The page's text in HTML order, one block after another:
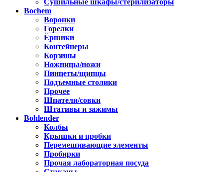
Сушильные шкафы/стерилизаторы
Bochem
Воронки
Горелки
Ёршики
Контейнеры
Корзины
Ножницы/ножи
Пинцеты/щипцы
Подъемные столики
Прочее
Шпатели/совки
Штативы и зажимы
Bohlender
Колбы
Крышки и пробки
Перемешивающие элементы
Пробирки
Прочая лабораторная посуда